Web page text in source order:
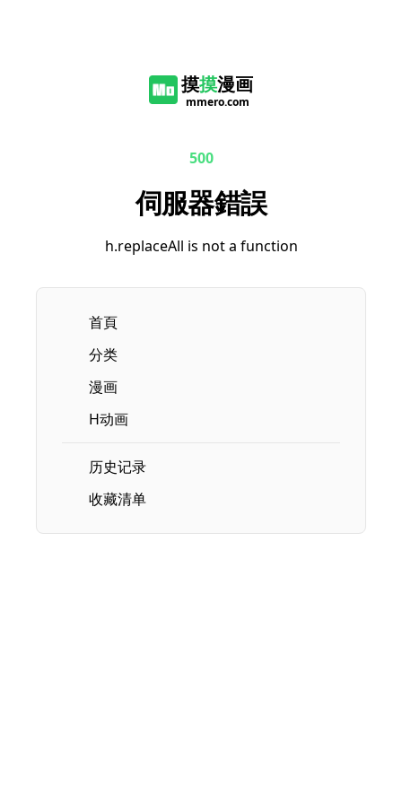
摸摸漫画
mmero.com
500
伺服器錯誤
h.replaceAll is not a function
首頁
分类
漫画
H动画
历史记录
收藏清单